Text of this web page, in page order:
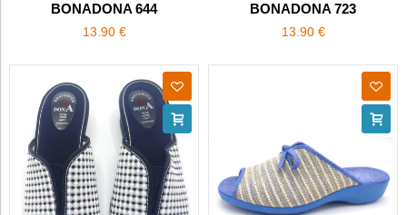
BONADONA 644
13.90 €
BONADONA 723
13.90 €